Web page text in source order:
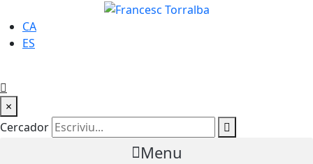
CA
ES
×
Cercador
Menu